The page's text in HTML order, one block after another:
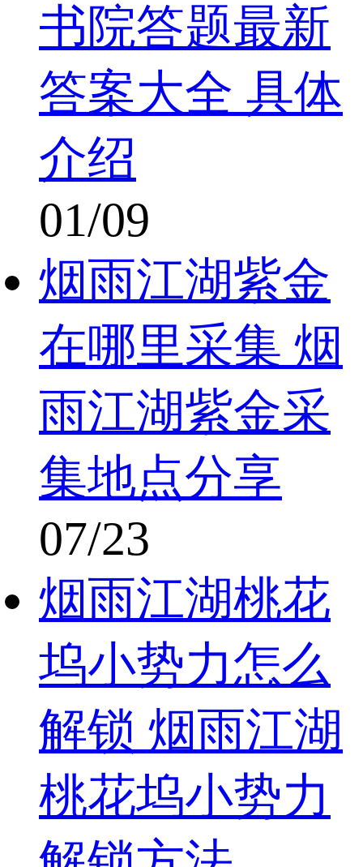
书院答题最新
答案大全 具体
介绍
01/09
烟雨江湖紫金
在哪里采集 烟
雨江湖紫金采
集地点分享
07/23
烟雨江湖桃花
坞小势力怎么
解锁 烟雨江湖
桃花坞小势力